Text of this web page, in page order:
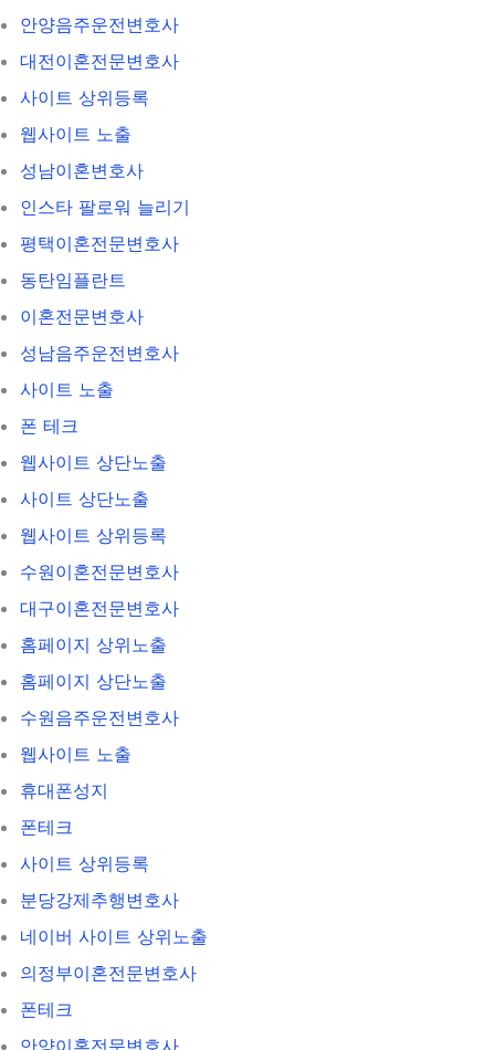
안양음주운전변호사
대전이혼전문변호사
사이트 상위등록
웹사이트 노출
성남이혼변호사
인스타 팔로워 늘리기
평택이혼전문변호사
동탄임플란트
이혼전문변호사
성남음주운전변호사
사이트 노출
폰 테크
웹사이트 상단노출
사이트 상단노출
웹사이트 상위등록
수원이혼전문변호사
대구이혼전문변호사
홈페이지 상위노출
홈페이지 상단노출
수원음주운전변호사
웹사이트 노출
휴대폰성지
폰테크
사이트 상위등록
분당강제추행변호사
네이버 사이트 상위노출
의정부이혼전문변호사
폰테크
안양이혼전문변호사